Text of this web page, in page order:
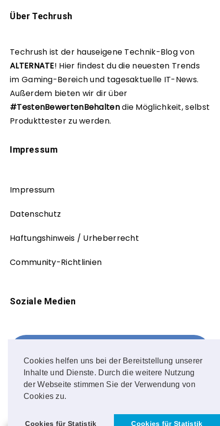
Cookies helfen uns bei der Bereitstellung unserer
Inhalte und Dienste. Durch die weitere Nutzung
der Webseite stimmen Sie der Verwendung von
Cookies zu.
Cookies für Statistik Cookies für Statistik
Über Techrush
Techrush ist der hauseigene Technik-Blog von
ALTERNATE! Hier findest du die neuesten Trends
im Gaming-Bereich und tagesaktuelle IT-News.
Außerdem bieten wir dir über
#TestenBewertenBehaltendie Möglichkeit, selbst
Produkttester zu werden.
Impressum
Impressum
Datenschutz
Haftungshinweis / Urheberrecht
Community-Richtlinien
Soziale Medien
FOLLOW ME!
Instagram
OUR PHOTOS!